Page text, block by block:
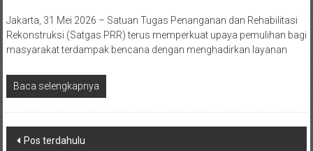
Jakarta, 31 Mei 2026 – Satuan Tugas Penanganan dan Rehabilitasi
Rekonstruksi (Satgas PRR) terus memperkuat upaya pemulihan bagi
masyarakat terdampak bencana dengan menghadirkan layanan
Baca selengkapnya
Navigasi
Pos terdahulu